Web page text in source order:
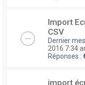
Import
CSV
Dernier
2016 7:34
Réponses :
import